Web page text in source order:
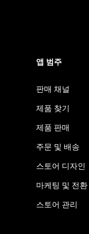
앱 범주
판매 채널
제품 찾기
제품 판매
주문 및 배송
스토어 디자인
마케팅 및 전환
스토어 관리